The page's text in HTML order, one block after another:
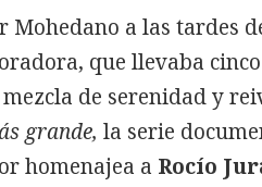
Mohedano a las tardes
que llevaba
de serenidad y
grande, la serie
homenajea a Rocío